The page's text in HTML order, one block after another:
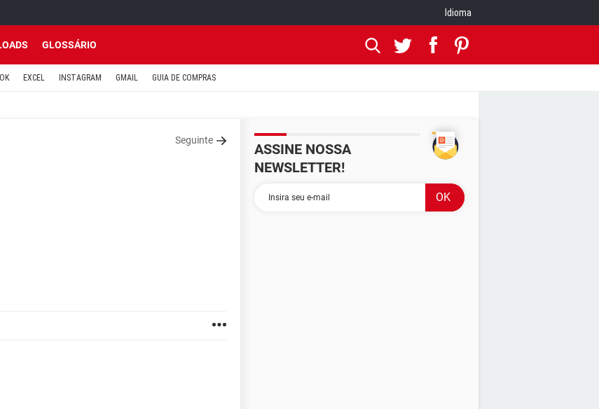
Idioma
GLOSSÁRIO
EXCEL INSTAGRAM GMAIL GUIA DE COMPRAS
Seguinte
ASSINE NOSSA
NEWSLETTER!